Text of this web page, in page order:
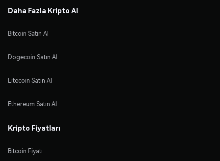
Daha Fazla Kripto Al
Bitcoin Satın Al
Dogecoin Satın Al
Litecoin Satın Al
Ethereum Satın Al
Kripto Fiyatları
Bitcoin Fiyatı